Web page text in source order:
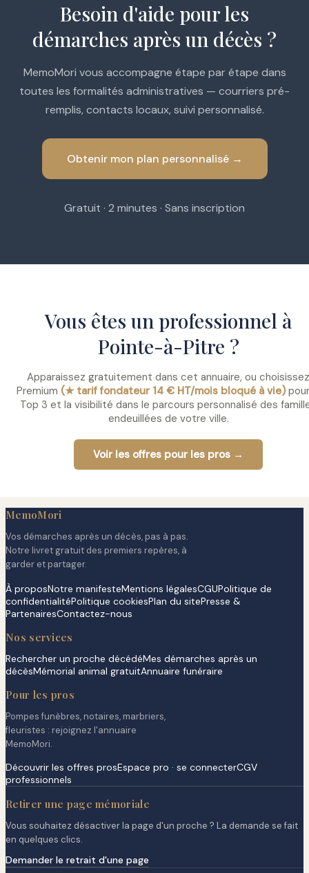
Besoin d'aide pour les
démarches après un décès ?
MemoMori vous accompagne étape par étape dans
toutes les formalités administratives — courriers pré-
remplis, contacts locaux, suivi personnalisé.
Obtenir mon plan personnalisé →
Gratuit · 2 minutes · Sans inscription
Vous êtes un professionnel à
Pointe-à-Pitre ?
Apparaissez gratuitement dans cet annuaire, ou choisissez
Premium (★ tarif fondateur 14 € HT/mois bloqué à vie)
Top 3 et la visibilité dans le parcours personnalisé des
endeuillées de votre ville.
Voir les offres pour les pros →
MemoMori
Vos démarches après un décès, pas à pas.
Notre livret gratuit des premiers repères, à
garder et partager.
À proposNotre manifesteMentions légalesCGUPolitique de
confidentialitéPolitique cookiesPlan du sitePresse &
PartenairesContactez-nous
Nos services
Rechercher un proche décédéMes démarches après un
décèsMémorial animal gratuitAnnuaire funéraire
Pour les pros
Pompes funèbres, notaires, marbriers,
fleuristes : rejoignez l'annuaire
MemoMori.
Découvrir les offres prosEspace pro · se connecterCGV
professionnels
Retirer une page mémoriale
Vous souhaitez désactiver la page d'un proche ? La demande se fait
en quelques clics.
Demander le retrait d'une page